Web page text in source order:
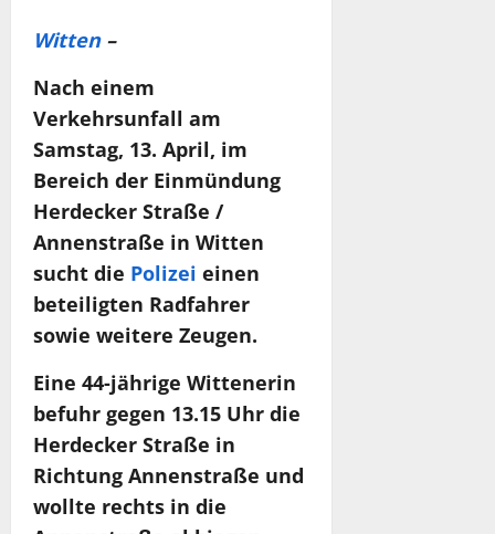
Witten–
Nach einem
Verkehrsunfall am
Samstag, 13. April, im
Bereich der Einmündung
Herdecker Straße /
Annenstraße in Witten
sucht die Polizei einen
beteiligten Radfahrer
sowie weitere Zeugen.
Eine 44-jährige Wittenerin
befuhr gegen 13.15 Uhr die
Herdecker Straße in
Richtung Annenstraße und
wollte rechts in die